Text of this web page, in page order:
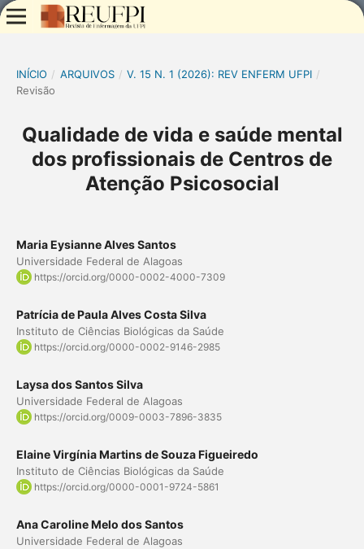
INÍCIO / ARQUIVOS / V. 15 N. 1 (2026): REV ENFERM UFPI /
Revisão
Qualidade de vida e saúde mental
dos profissionais de Centros de
Atenção Psicosocial
Maria Eysianne Alves Santos
Universidade Federal de Alagoas
https://orcid.org/0000-0002-4000-7309
Patrícia de Paula Alves Costa Silva
Instituto de Ciências Biológicas da Saúde
https://orcid.org/0000-0002-9146-2985
Laysa dos Santos Silva
Universidade Federal de Alagoas
https://orcid.org/0009-0003-7896-3835
Elaine Virgínia Martins de Souza Figueiredo
Instituto de Ciências Biológicas da Saúde
https://orcid.org/0000-0001-9724-5861
Ana Caroline Melo dos Santos
Universidade Federal de Alagoas